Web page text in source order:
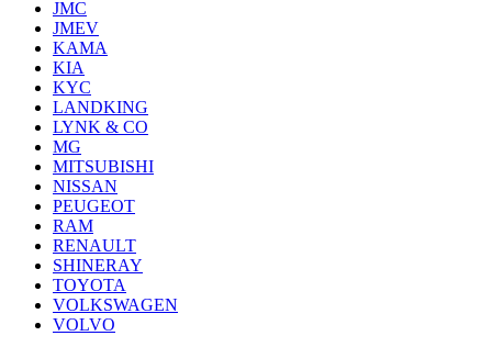
JMC
JMEV
KAMA
KIA
KYC
LANDKING
LYNK & CO
MG
MITSUBISHI
NISSAN
PEUGEOT
RAM
RENAULT
SHINERAY
TOYOTA
VOLKSWAGEN
VOLVO